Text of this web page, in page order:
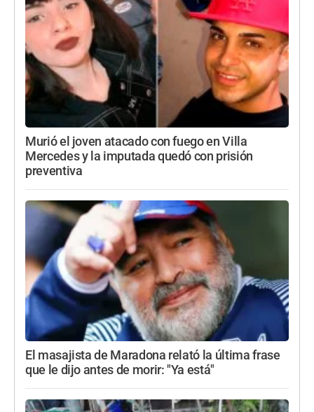
Murió el joven atacado con fuego en Villa
Mercedes y la imputada quedó con prisión
preventiva
El masajista de Maradona relató la última frase
que le dijo antes de morir: "Ya está"